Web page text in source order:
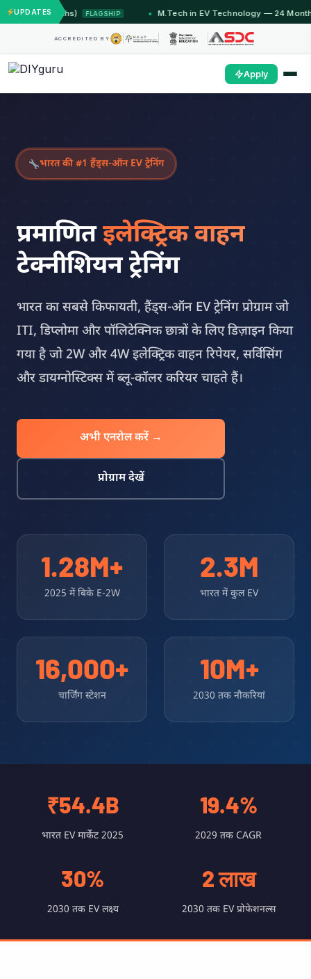
UPDATESFLAGSHIP M.Tech in EV Technology — 24 Month Program
ACCREDITED BY
Apply
भारत की #1 हैंड्स-ऑन EV ट्रेनिंग
प्रमाणितइलेक्ट्रिक वाहन
टेक्नीशियन ट्रेनिंग
भारत का सबसे किफायती, हैंड्स-ऑन EV ट्रेनिंग प्रोग्राम जो
ITI, डिप्लोमा और पॉलिटेक्निक छात्रों के लिए डिज़ाइन किया
गया है जो 2W और 4W इलेक्ट्रिक वाहन रिपेयर, सर्विसिंग
और डायग्नोस्टिक्स में ब्लू-कॉलर करियर चाहते हैं।
अभी एनरोल करें →
प्रोग्राम देखें
1.28M+
2025 में बिके E-2W
2.3M
भारत में कुल EV
16,000+
चार्जिंग स्टेशन
10M+
2030 तक नौकरियां
₹54.4B
भारत EV मार्केट 2025
19.4%
2029 तक CAGR
30%
2030 तक EV लक्ष्य
2 लाख
2030 तक EV प्रोफेशनल्स